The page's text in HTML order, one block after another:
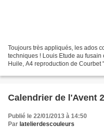
Toujours très appliqués, les ados
techniques ! Louis Etude au
Huile, A4 reproduction de Courbet
Calendrier de l'Avent
Publié le 22/01/2013 à 14:50
Par latelierdescouleurs